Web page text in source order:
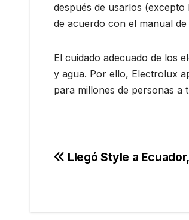
después de usarlos
de acuerdo con el manual
El cuidado adecuado de los
y agua. Por ello, Electrolux
para millones de personas a
Navegación
Llegó Style a